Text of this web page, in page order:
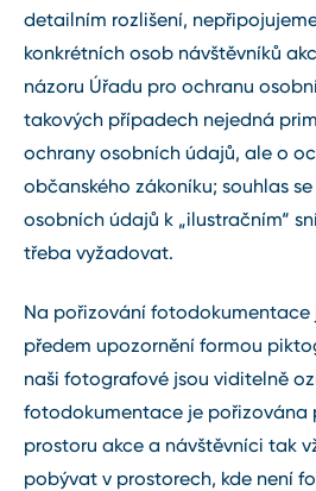
detailním rozlišení,
konkrétních osob návštěvníků
názoru Úřadu pro ochranu
takových případech nejedná
ochrany osobních údajů, ale o
občanského zákoníku; souhlas
osobních údajů k „ilustračním“
třeba vyžadovat.
Na pořizování fotodokumentace
předem upozornění formou
naši fotografové jsou viditelně
fotodokumentace je pořizována
prostoru akce a návštěvníci tak
pobývat v prostorech, kde není